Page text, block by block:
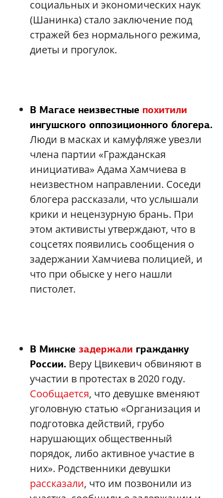
социальных и экономических наук
(Шанинка) стало заключение под
стражей без нормального режима,
диеты и прогулок.
В Магасе неизвестные похитили
ингушского оппозиционного блогера.
Люди в масках и камуфляже увезли
члена партии «Гражданская
инициатива» Адама Хамчиева в
неизвестном направлении. Соседи
блогера рассказали, что услышали
крики и нецензурную брань. При
этом активисты утверждают, что в
соцсетях появились сообщения о
задержании Хамчиева полицией, и
что при обыске у него нашли
пистолет.
В Минске задержали гражданку
России. Веру Цвикевич обвиняют в
участии в протестах в 2020 году.
Сообщается, что девушке вменяют
уголовную статью «Организация и
подготовка действий, грубо
нарушающих общественный
порядок, либо активное участие в
них». Родственники девушки
рассказали, что им позвонили из